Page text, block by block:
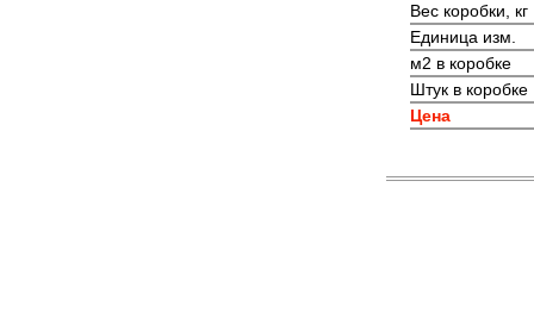
Вес коробки, кг
Единица изм.
м2 в коробке
Штук в коробке
Цена